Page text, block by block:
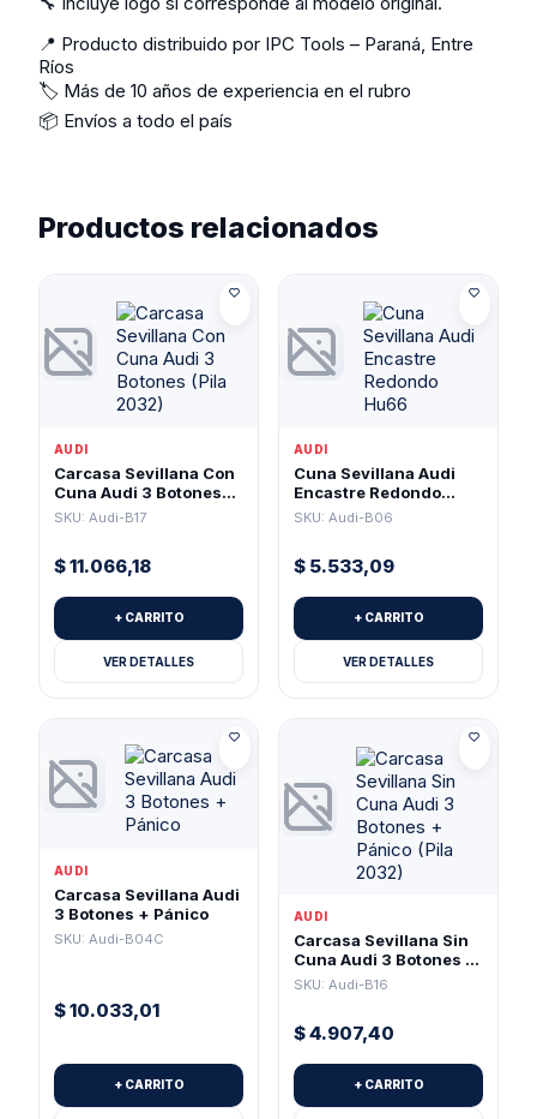
📍 Producto distribuido por IPC Tools – Paraná, Entre
Ríos
🏷️ Más de 10 años de experiencia en el rubro
📦 Envíos a todo el país
Productos relacionados
AUDI
Carcasa Sevillana Con
Cuna Audi 3 Botones
(Pila 2032)
SKU: Audi-B17
$11.066,18
+ CARRITO
VER DETALLES
AUDI
Cuna Sevillana Audi
Encastre Redondo
Hu66
SKU: Audi-B06
$ 5.533,09
+ CARRITO
VER DETALLES
AUDI
Carcasa Sevillana Audi
3 Botones + Pánico
SKU: Audi-B04C
$10.033,01
+ CARRITO
AUDI
Carcasa Sevillana Sin
Cuna Audi 3 Botones +
Pánico (Pila 2032)
SKU: Audi-B16
$4.907,40
+ CARRITO